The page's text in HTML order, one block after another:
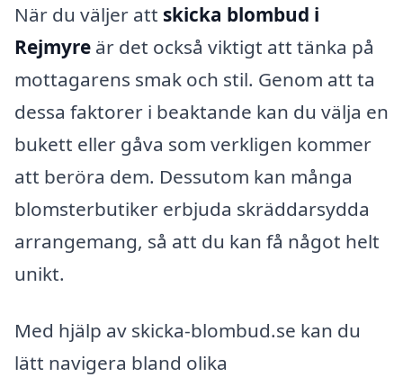
När du väljer att skicka blombud i
Rejmyre är det också viktigt att tänka på
mottagarens smak och stil. Genom att ta
dessa faktorer i beaktande kan du välja en
bukett eller gåva som verkligen kommer
att beröra dem. Dessutom kan många
blomsterbutiker erbjuda skräddarsydda
arrangemang, så att du kan få något helt
unikt.
Med hjälp av skicka-blombud.se kan du
lätt navigera bland olika